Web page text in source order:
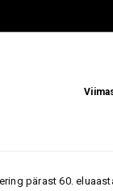
julge